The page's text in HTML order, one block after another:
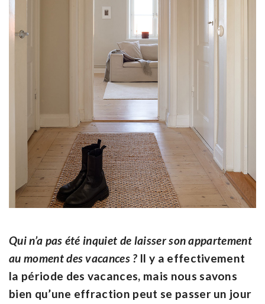
Qui n’a pas été inquiet de laisser son appartement
au moment des vacances ? Il y a effectivement
la période des vacances, mais nous savons
bien qu’une effraction peut se passer un jour